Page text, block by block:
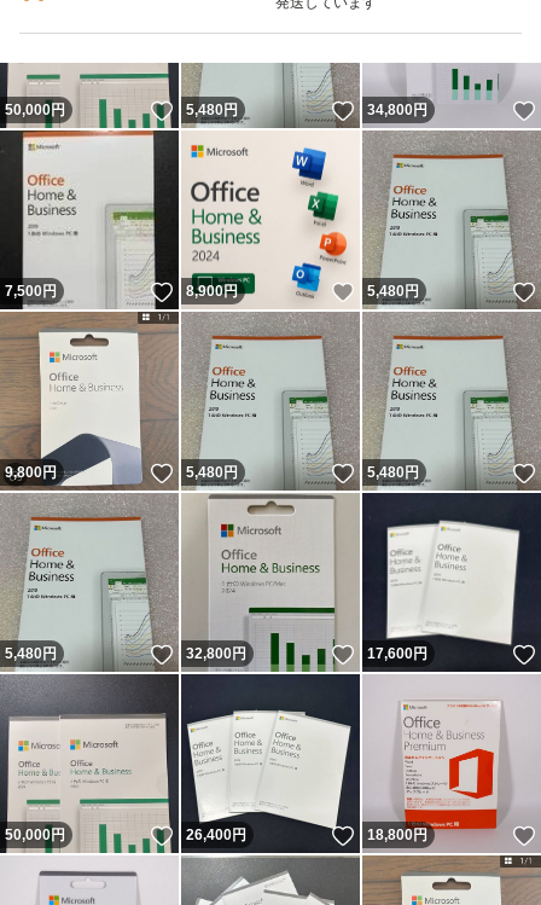
50,000円 いいね！
5,480円 いいね！
34,800円
7,500円 いいね！
8,900円 いいね！
5,480円
9,800円 いいね！
5,480円 いいね！
5,480円
5,480円 いいね！
32,800円 いいね！
17,600円
50,000円 いいね！
26,400円 いいね！
18,800円